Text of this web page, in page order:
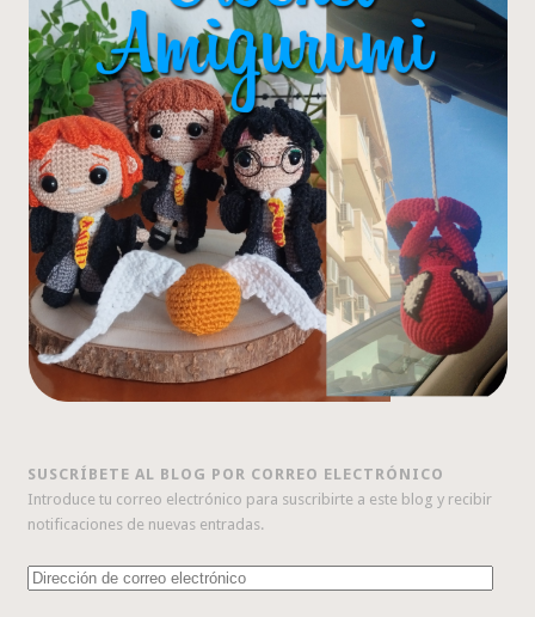
SUSCRÍBETE AL BLOG POR CORREO ELECTRÓNICO
Introduce tu correo electrónico para suscribirte a este blog y recibir
notificaciones de nuevas entradas.
Dirección